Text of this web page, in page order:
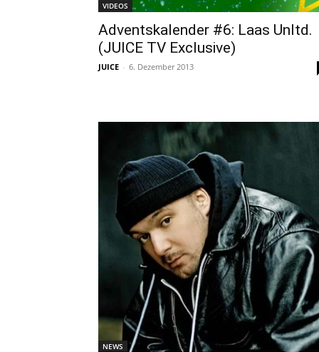
VIDEOS
Adventskalender #6: Laas Unltd.
(JUICE TV Exclusive)
JUICE - 6. Dezember 2013
NEWS